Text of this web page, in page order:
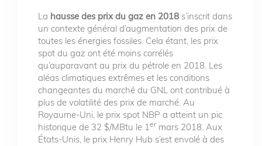
La hausse des prix du gaz en 2018 s’inscrit dans
un contexte général d’augmentation des prix de
toutes les énergies fossiles. Cela étant, les prix
spot du gaz ont été moins corrélés
qu’auparavant au prix du pétrole en 2018. Les
aléas climatiques extrêmes et les conditions
changeantes du marché du GNL ont contribué à
plus de volatilité des prix de marché. Au
Royaume-Uni, le prix spot NBP a atteint un pic
historique de 32 $/MBtu le 1 er mars 2018. Aux
États-Unis, le prix Henry Hub s’est envolé à des